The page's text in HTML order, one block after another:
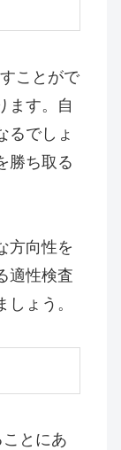
ことがで
ます。自
るでしょ
勝ち取る
方向性を
適性検査
ょう。
とにあ